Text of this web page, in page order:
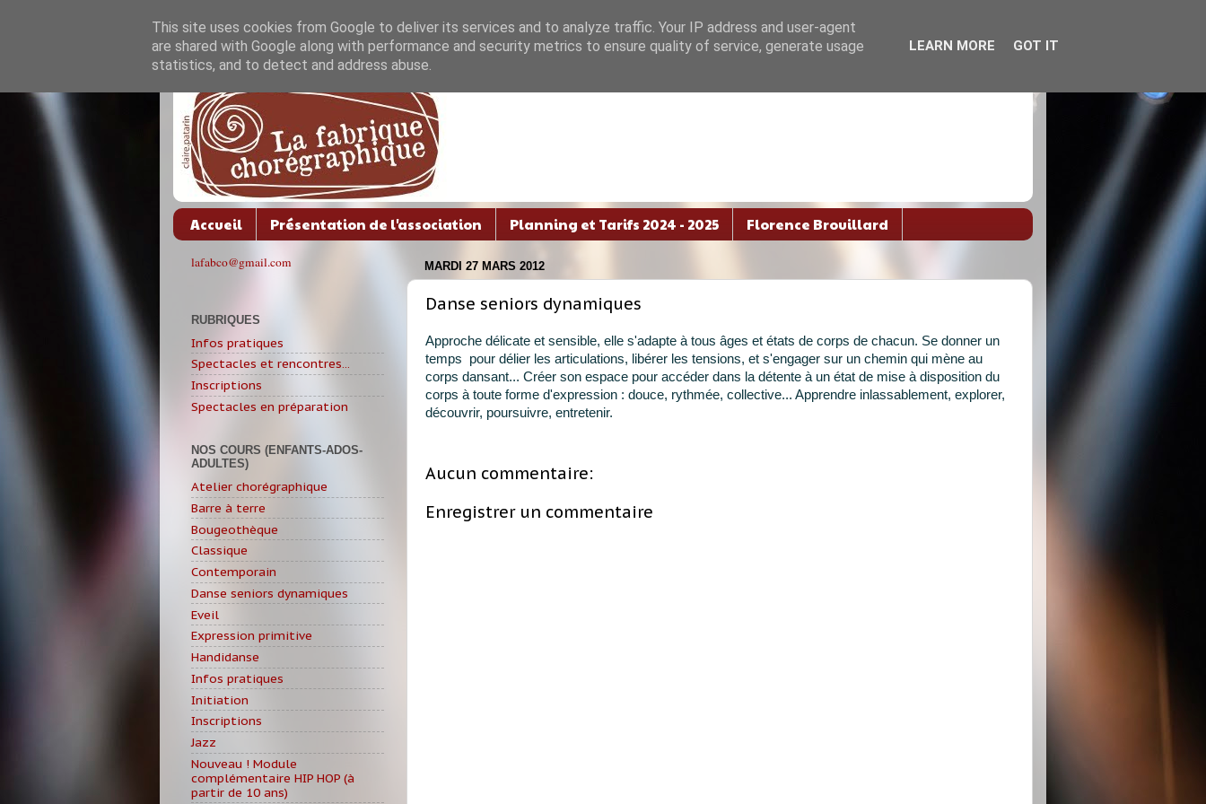
Accueil Présentation de l'association Planning et Tarifs 2024 - 2025 Florence Brouillard
MARDI 27 MARS 2012
Danse seniors dynamiques
Approche délicate et sensible, elle s'adapte à tous âges et états de corps de chacun. Se donner un
temps pour délier les articulations, libérer les tensions, et s'engager sur un chemin qui mène au
corps dansant... Créer son espace pour accéder dans la détente à un état de mise à disposition du
corps à toute forme d'expression : douce, rythmée, collective... Apprendre inlassablement, explorer,
découvrir, poursuivre, entretenir.
Aucun commentaire:
Enregistrer un commentaire
lafabco@gmail.com
RUBRIQUES
Infos pratiques
Spectacles et rencontres...
Inscriptions
Spectacles en préparation
NOS COURS (ENFANTS-ADOS-
ADULTES)
Atelier chorégraphique
Barre à terre
Bougeothèque
Classique
Contemporain
Danse seniors dynamiques
Eveil
Expression primitive
Handidanse
Infos pratiques
Initiation
Inscriptions
Jazz
Nouveau ! Module
complémentaire HIP HOP (à
partir de 10 ans)
This site uses cookies from Google to deliver its services and to analyze traffic. Your IP address and user-agent
are shared with Google along with performance and security metrics to ensure quality of service, generate usage
statistics, and to detect and address abuse.
LEARN MORE GOT IT